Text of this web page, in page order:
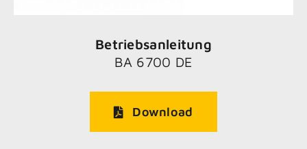
Betriebsanleitung
BA 6700 DE
Download